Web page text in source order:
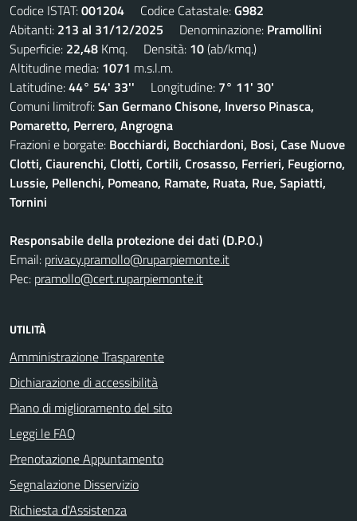
Codice ISTAT:001204 Codice Catastale:G982
Abitanti: 213 al 31/12/2025 Denominazione: Pramollini
Superficie: 22,48 Kmq. Densità: 10(ab/kmq.)
Altitudine media: 1071 m.s.l.m.
Latitudine:44° 54' 33'' Longitudine: 7° 11' 30'
Comuni limitrofi:San Germano Chisone, Inverso Pinasca,
Pomaretto, Perrero, Angrogna
Frazioni e borgate: Bocchiardi, Bocchiardoni, Bosi, Case Nuove
Clotti, Ciaurenchi, Clotti, Cortili, Crosasso, Ferrieri, Feugiorno,
Lussie, Pellenchi, Pomeano, Ramate, Ruata, Rue, Sapiatti,
Tornini
Responsabile della protezione dei dati (D.P.O.)
Email: privacy.pramollo@ruparpiemonte.it
Pec: pramollo@cert.ruparpiemonte.it
UTILITÀ
Amministrazione Trasparente
Dichiarazione di accessibilità
Piano di miglioramento del sito
Leggi le FAQ
Prenotazione Appuntamento
Segnalazione Disservizio
Richiesta d'Assistenza